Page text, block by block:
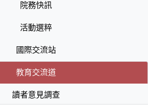
院務快訊
活動選粹
國際交流站
教育交流道(目前選取的頁籤)
(目前選取的頁籤)
讀者意見調查